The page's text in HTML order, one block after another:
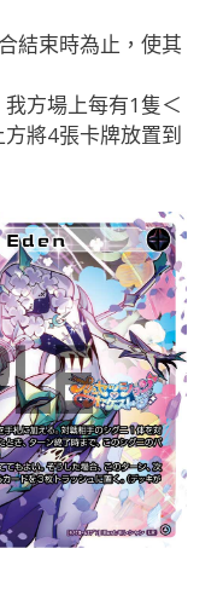
結束時為止，使其
方場上每有1隻＜
將4張卡牌放置到